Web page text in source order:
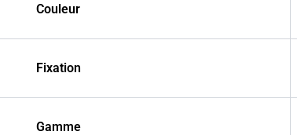
Couleur
Fixation
Gamme